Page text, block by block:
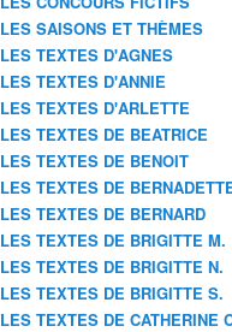
LES SAISONS ET THÈMES
LES TEXTES D'AGNES
LES TEXTES D'ANNIE
LES TEXTES D'ARLETTE
LES TEXTES DE BEATRICE
LES TEXTES DE BENOIT
LES TEXTES DE
LES TEXTES DE BERNARD
LES TEXTES DE BRIGITTE M.
LES TEXTES DE BRIGITTE N.
LES TEXTES DE BRIGITTE S.
LES TEXTES DE CATHERINE